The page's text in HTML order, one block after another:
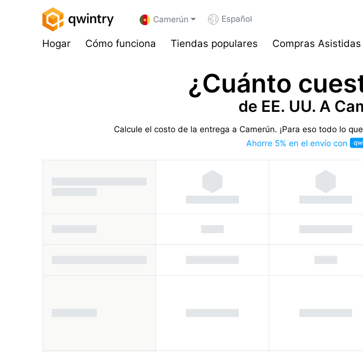
Camerún Español
Hogar Cómo funciona Tiendas populares Compras Asistidas
¿Cuánto
de EE. UU. A
Calcule el costo de la entrega a Camerún. ¡Para eso todo lo
Ahorre 5% en el envío con